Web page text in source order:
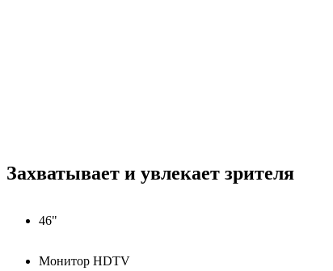
Захватывает и увлекает зрителя
46"
Монитор HDTV